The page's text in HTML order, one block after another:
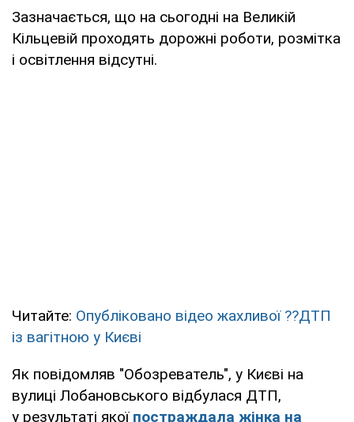
Зазначається, що на сьогодні на Великій
Кільцевій проходять дорожні роботи, розмітка
і освітлення відсутні.
Читайте: Опубліковано відео жахливої ??ДТП
із вагітною у Києві
Як повідомляв "Обозреватель", у Києві на
вулиці Лобановського відбулася ДТП,
у результаті якої постраждала жінка на